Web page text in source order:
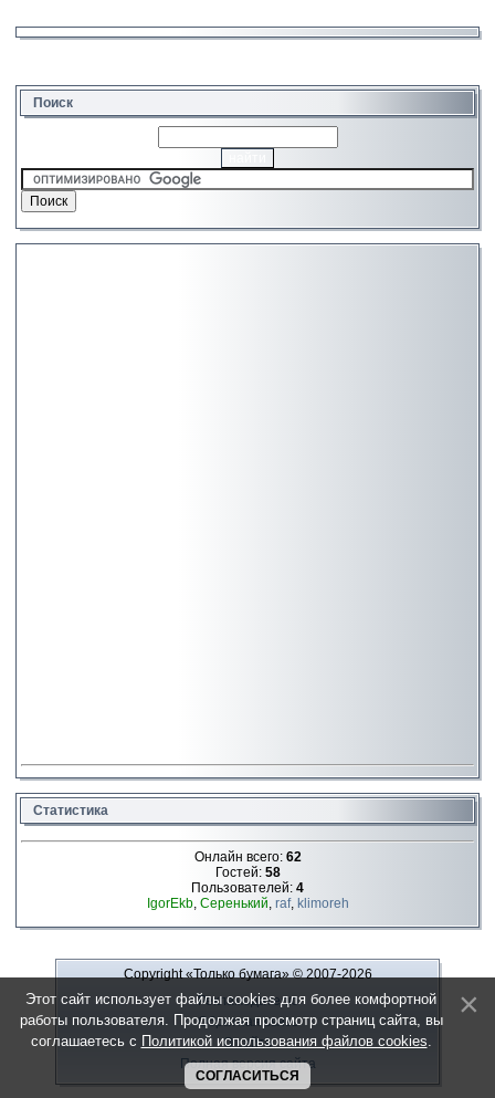
Поиск
Статистика
Онлайн всего: 62
Гостей: 58
Пользователей: 4
IgorEkb, Серенький, raf, klimoreh
Copyright «Только бумага»© 2007-2026
Рекламодателю
Обратная связь
О сайте
Полная версия сайта
Этот сайт использует файлы cookies для более комфортной
работы пользователя. Продолжая просмотр страниц сайта, вы
соглашаетесь с Политикой использования файлов cookies.
СОГЛАСИТЬСЯ